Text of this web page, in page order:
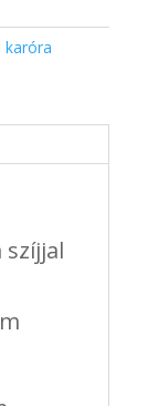
karóra
szíjjal